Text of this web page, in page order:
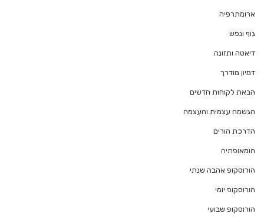
ארומתרפיה
גוף ונפש
דיאטה ותזונה
דמיון מודרך
הבאת לקוחות חדשים
הגשמה עצמית והעצמה
הדרכת הורים
הומאופתיה
הורוסקופ אהבה שנתי
הורוסקופ יומי
הורוסקופ שבועי